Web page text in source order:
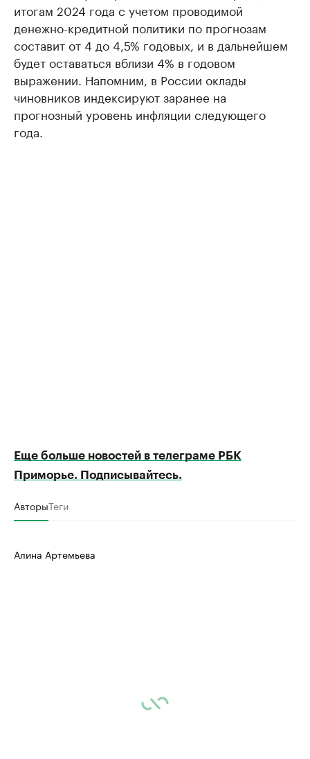
итогам 2024 года с учетом проводимой
денежно-кредитной политики по прогнозам
составит от 4 до 4,5% годовых, и в дальнейшем
будет оставаться вблизи 4% в годовом
выражении. Напомним, в России оклады
чиновников индексируют заранее на
прогнозный уровень инфляции следующего
года.
Еще больше новостей в телеграме РБК
Приморье. Подписывайтесь.
АвторыТеги
Алина Артемьева